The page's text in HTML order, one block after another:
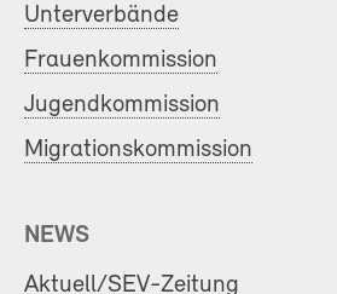
Unterverbände
Frauenkommission
Jugendkommission
Migrationskommission
NEWS
Aktuell/SEV-Zeitung